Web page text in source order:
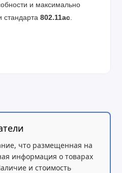
и максимально
стандарта 802.11ac
(6dBi 2.4GHz, 8dBi
что размещенная на
информация о товарах
и стоимость